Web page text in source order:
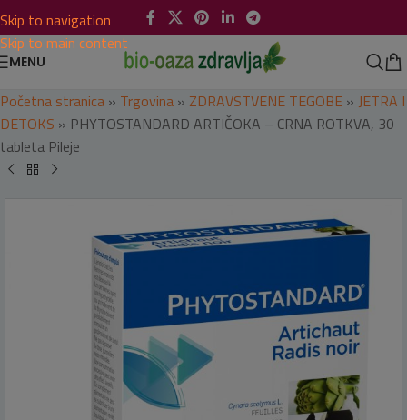
Skip to navigation
Skip to main content
MENU
Početna stranica » Trgovina » ZDRAVSTVENE TEGOBE » JETRA I
DETOKS » PHYTOSTANDARD ARTIČOKA – CRNA ROTKVA, 30
tableta Pileje